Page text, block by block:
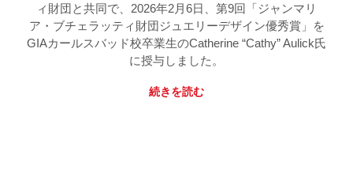
ィ財団と共同で、2026年2月6日、第9回「ジャンマリ
ア・ブチェラッティ財団ジュエリーデザイン優秀賞」を
GIAカールスバッド校卒業生のCatherine “Cathy” Aulick氏
に授与しました。
続きを読む